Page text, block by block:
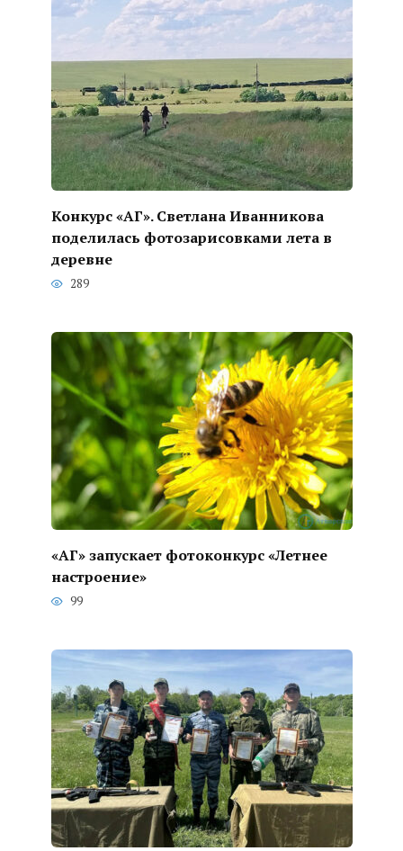
Конкурс «АГ». Светлана Иванникова
поделилась фотозарисовками лета в
деревне
289
«АГ» запускает фотоконкурс «Летнее
настроение»
99